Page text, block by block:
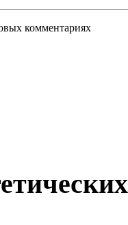
комментариях